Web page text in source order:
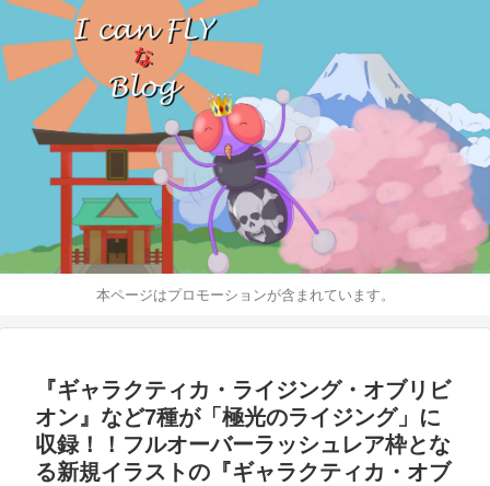
本ページはプロモーションが含まれています。
『ギャラクティカ・ライジング・オブリビ
オン』など7種が「極光のライジング」に
収録！！フルオーバーラッシュレア枠とな
る新規イラストの『ギャラクティカ・オブ